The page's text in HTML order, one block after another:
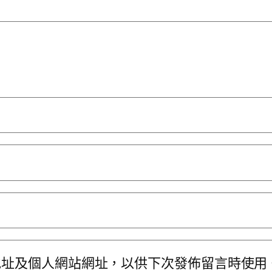
及個人網站網址，以供下次發佈留言時使用